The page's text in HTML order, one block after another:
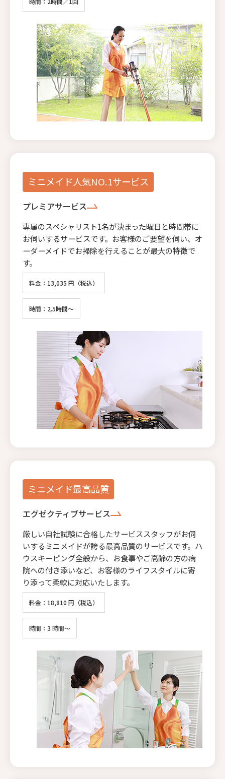
ミニメイド人気NO.1サービス
プレミアサービス
専属のスペシャリスト1名が決まった曜日と時間帯に
お伺いするサービスです。お客様のご要望を伺い、オ
ーダーメイドでお掃除を行えることが最大の特徴で
す。
料金：13,035 円（税込）
時間：2.5時間～
ミニメイド最高品質
エグゼクティブサービス
厳しい自社試験に合格したサービススタッフがお伺
いするミニメイドが誇る最高品質のサービスです。ハ
ウスキーピング全般から、お食事やご高齢の方の病
院への付き添いなど、お客様のライフスタイルに寄
り添って柔軟に対応いたします。
料金：18,810 円（税込）
時間：3 時間～